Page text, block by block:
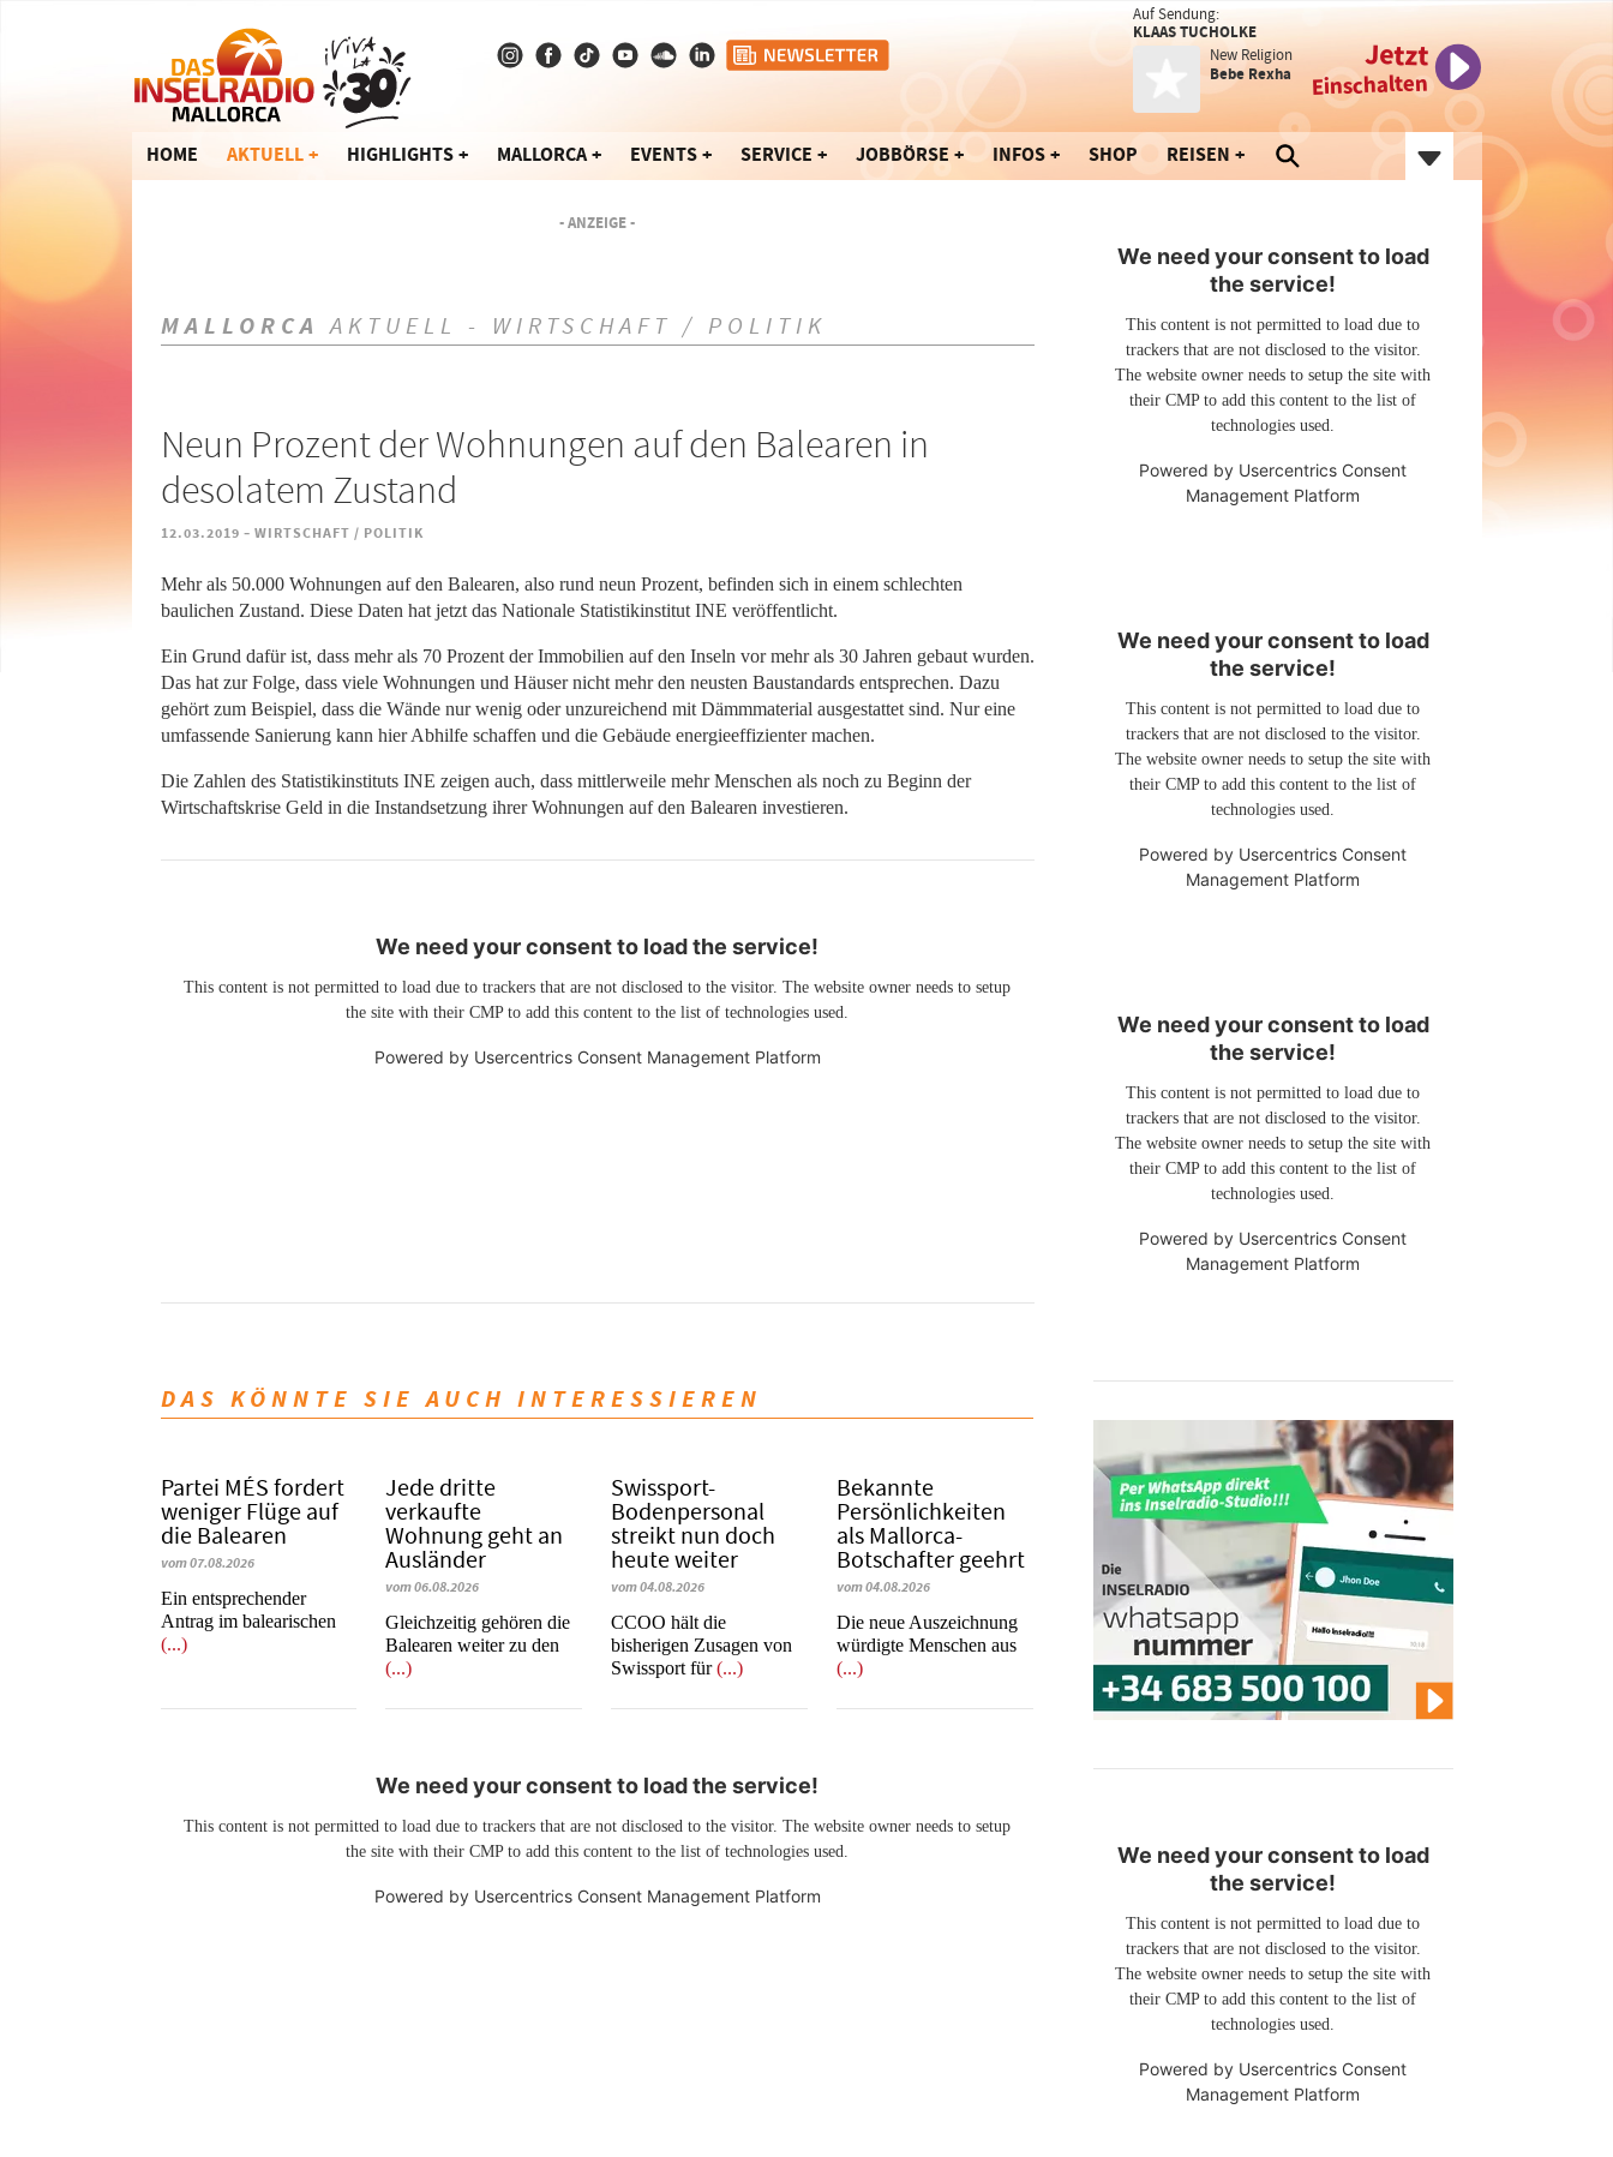
Auf Sendung:
KLAAS TUCHOLKE
New Religion
Bebe Rexha
Jetzt
Einschalten
HOME AKTUELL HIGHLIGHTS MALLORCA EVENTS SERVICE JOBBÖRSE INFOS SHOP REISEN
- ANZEIGE -
MALLORCA AKTUELL - WIRTSCHAFT / POLITIK
Neun Prozent der Wohnungen auf den Balearen in
desolatem Zustand
12.03.2019 - WIRTSCHAFT / POLITIK
Mehr als 50.000 Wohnungen auf den Balearen, also rund neun Prozent, befinden sich in einem schlechten
baulichen Zustand. Diese Daten hat jetzt das Nationale Statistikinstitut INE veröffentlicht.
Ein Grund dafür ist, dass mehr als 70 Prozent der Immobilien auf den Inseln vor mehr als 30 Jahren gebaut wurden.
Das hat zur Folge, dass viele Wohnungen und Häuser nicht mehr den neusten Baustandards entsprechen. Dazu
gehört zum Beispiel, dass die Wände nur wenig oder unzureichend mit Dämmmaterial ausgestattet sind. Nur eine
umfassende Sanierung kann hier Abhilfe schaffen und die Gebäude energieeffizienter machen.
Die Zahlen des Statistikinstituts INE zeigen auch, dass mittlerweile mehr Menschen als noch zu Beginn der
Wirtschaftskrise Geld in die Instandsetzung ihrer Wohnungen auf den Balearen investieren.
We need your consent to load the service!
This content is not permitted to load due to trackers that are not disclosed to the visitor. The website owner needs to setup
the site with their CMP to add this content to the list of technologies used.
Powered by Usercentrics Consent Management Platform
DAS KÖNNTE SIE AUCH INTERESSIEREN
Partei MÉS fordert
weniger Flüge auf
die Balearen
vom 07.08.2026
Ein entsprechender
Antrag im balearischen
(...)
Jede dritte
verkaufte
Wohnung geht an
Ausländer
vom 06.08.2026
Gleichzeitig gehören die
Balearen weiter zu den
(...)
Swissport-
Bodenpersonal
streikt nun doch
heute weiter
vom 04.08.2026
CCOO hält die
bisherigen Zusagen von
Swissport für(...)
Bekannte
Persönlichkeiten
als Mallorca-
Botschafter geehrt
vom 04.08.2026
Die neue Auszeichnung
würdigte Menschen aus
(...)
We need your consent to load the service!
This content is not permitted to load due to trackers that are not disclosed to the visitor. The website owner needs to setup
the site with their CMP to add this content to the list of technologies used.
Powered by Usercentrics Consent Management Platform
We need your consent to load
the service!
This content is not permitted to load due to
trackers that are not disclosed to the visitor.
The website owner needs to setup the site with
their CMP to add this content to the list of
technologies used.
Powered by Usercentrics Consent
Management Platform
We need your consent to load
the service!
This content is not permitted to load due to
trackers that are not disclosed to the visitor.
The website owner needs to setup the site with
their CMP to add this content to the list of
technologies used.
Powered by Usercentrics Consent
Management Platform
We need your consent to load
the service!
This content is not permitted to load due to
trackers that are not disclosed to the visitor.
The website owner needs to setup the site with
their CMP to add this content to the list of
technologies used.
Powered by Usercentrics Consent
Management Platform
We need your consent to load
the service!
This content is not permitted to load due to
trackers that are not disclosed to the visitor.
The website owner needs to setup the site with
their CMP to add this content to the list of
technologies used.
Powered by Usercentrics Consent
Management Platform